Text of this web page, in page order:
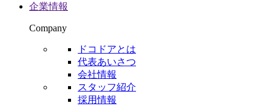
企業情報
Company
ドコドアとは
代表あいさつ
会社情報
スタッフ紹介
採用情報